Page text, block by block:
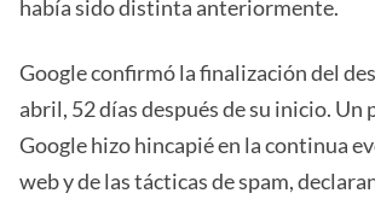
había sido distinta anteriormente.
Google confirmó la finalización del
abril, 52 días después de su inicio. Un
Google hizo hincapié en la continua
web y de las tácticas de spam,